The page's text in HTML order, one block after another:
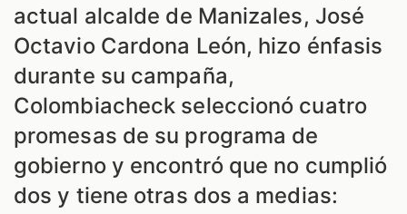
actual alcalde de Manizales, José
Octavio Cardona León, hizo énfasis
durante su campaña,
Colombiacheck seleccionó cuatro
promesas de su programa de
gobierno y encontró que no cumplió
dos y tiene otras dos a medias: